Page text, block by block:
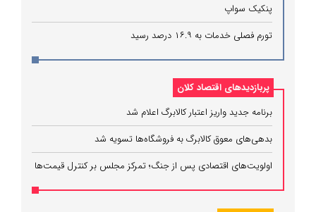
پنکیک سواپ
تورم فصلی خدمات به ۱۶.۹ درصد رسید
پربازدیدهای اقتصاد کلان
برنامه جدید واریز اعتبار کالابرگ اعلام شد
بدهی‌های معوق کالابرگ به فروشگاه‌ها تسویه شد
اولویت‌های اقتصادی پس از جنگ؛ تمرکز مجلس بر کنترل قیمت‌ها